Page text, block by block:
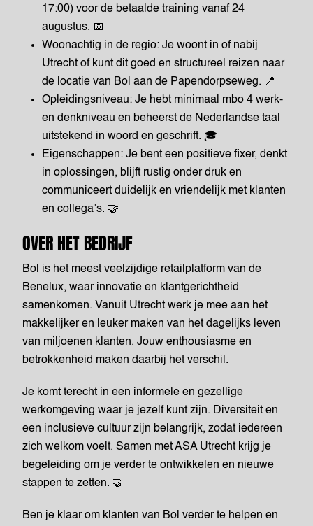
17:00) voor de betaalde training vanaf 24
augustus. 📅
Woonachtig in de regio: Je woont in of nabij
Utrecht of kunt dit goed en structureel reizen naar
de locatie van Bol aan de Papendorpseweg. 📍
Opleidingsniveau: Je hebt minimaal mbo 4 werk-
en denkniveau en beheerst de Nederlandse taal
uitstekend in woord en geschrift. 🎓
Eigenschappen: Je bent een positieve fixer, denkt
in oplossingen, blijft rustig onder druk en
communiceert duidelijk en vriendelijk met klanten
en collega’s. 🤝
OVER HET BEDRIJF
Bol is het meest veelzijdige retailplatform van de
Benelux, waar innovatie en klantgerichtheid
samenkomen. Vanuit Utrecht werk je mee aan het
makkelijker en leuker maken van het dagelijks leven
van miljoenen klanten. Jouw enthousiasme en
betrokkenheid maken daarbij het verschil.
Je komt terecht in een informele en gezellige
werkomgeving waar je jezelf kunt zijn. Diversiteit en
een inclusieve cultuur zijn belangrijk, zodat iedereen
zich welkom voelt. Samen met ASA Utrecht krijg je
begeleiding om je verder te ontwikkelen en nieuwe
stappen te zetten. 🤝
Ben je klaar om klanten van Bol verder te helpen en